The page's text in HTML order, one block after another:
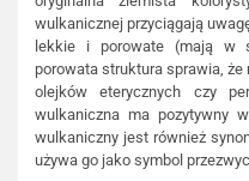
wulkanicznej przyciągają
lekkie i porowate (mają w
porowata struktura sprawia,
olejków eterycznych czy
wulkaniczna ma pozytywny
wulkaniczny jest również
używa go jako symbol